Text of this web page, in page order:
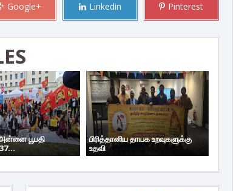
Google+ Linkedin Pinterest
பூபதி
பிரித்தானிய தாயக உறவுகளுக்கு
உதவி